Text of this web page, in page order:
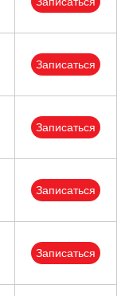
Записаться
Записаться
Записаться
Записаться